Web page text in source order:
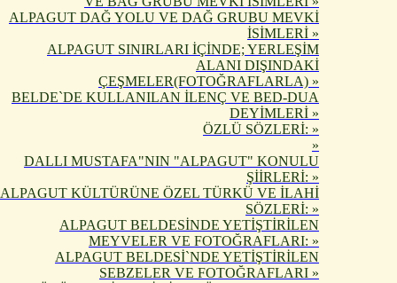
ALPAGUT DAĞ YOLU VE DAĞ GRUBU MEVKİ
İSİMLERİ »
ALPAGUT SINIRLARI İÇİNDE; YERLEŞİM
ALANI DIŞINDAKİ
ÇEŞMELER(FOTOĞRAFLARLA) »
BELDE`DE KULLANILAN İLENÇ VE BED-DUA
DEYİMLERİ »
ÖZLÜ SÖZLERİ: »
»
DALLI MUSTAFA"NIN "ALPAGUT" KONULU
ŞİİRLERİ: »
ALPAGUT KÜLTÜRÜNE ÖZEL TÜRKÜ VE İLAHİ
SÖZLERİ: »
ALPAGUT BELDESİNDE YETİŞTİRİLEN
MEYVELER VE FOTOĞRAFLARI: »
ALPAGUT BELDESİ`NDE YETİŞTİRİLEN
SEBZELER VE FOTOĞRAFLARI »